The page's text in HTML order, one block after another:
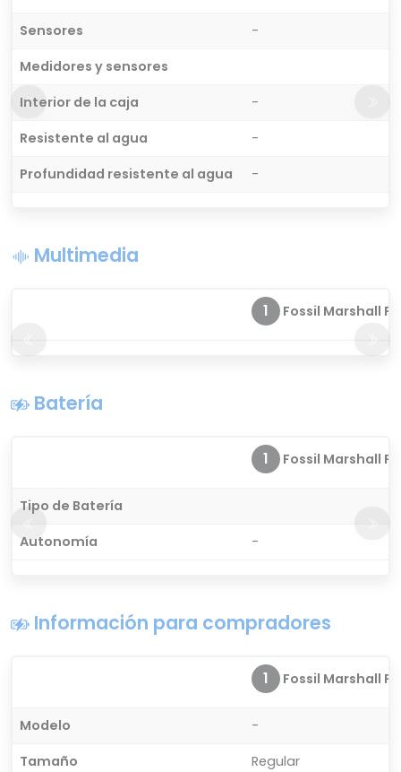
Sensores
-
Medidores y sensores
Interior de la caja
-
Resistente al agua
-
Profundidad resistente al agua
-
Multimedia
1 Fossil Marshall
Batería
1 Fossil Marshall
Tipo de Batería
Autonomía
-
Información para compradores
1 Fossil Marshall
Modelo
-
Tamaño
Regular